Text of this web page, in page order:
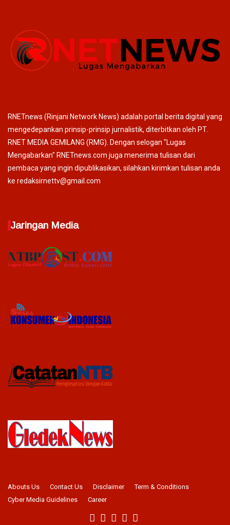
RNETnews (Rinjani Network News) adalah portal berita digital yang
mengedepankan prinsip-prinsip jurnalistik, diterbitkan oleh PT.
RNET MEDIA GEMILANG (RMG). Dengan selogan "Lugas
Mengabarkan" RNETnews.com juga menerima tulisan dari
pembaca yang ingin dipublikasikan, silahkan kirimkan tulisan anda
ke redaksirnettv@gmail.com
Jaringan Media
Abouts Us Contact Us Disclaimer
Term & Conditions
Cyber Media Guidelines
Career